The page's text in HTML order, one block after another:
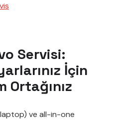
Servisi:
İçin
Ortağınız
ve all-in-one